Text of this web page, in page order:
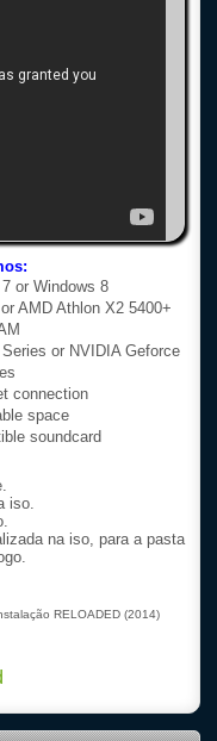
or Windows 8
AMD Athlon X2 5400+
or NVIDIA Geforce
connection
space
soundcard
iso.
na iso, para a pasta
RELOADED (2014)